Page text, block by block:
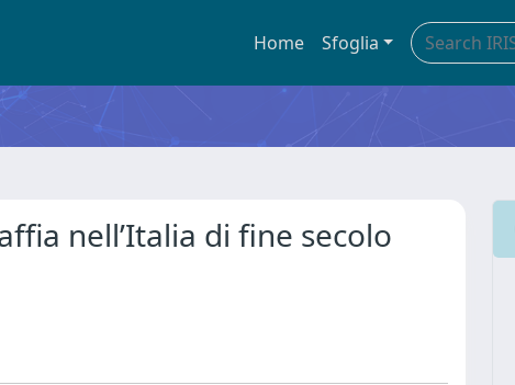
Home Sfoglia
nell’Italia di fine secolo